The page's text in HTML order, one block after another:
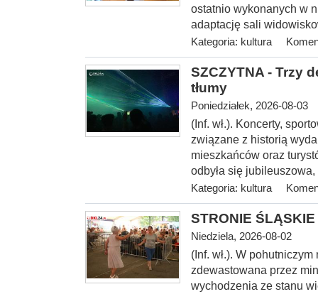
ostatnio wykonanych w
adaptację sali
Kategoria: kultura
SZCZYTNA - Trzy
tłumy
Poniedziałek, 2026-08-03
(Inf. wł.). Koncerty,
związane z historią
mieszkańców oraz
odbyła się
Kategoria: kultura
STRONIE
Niedziela, 2026-08-02
(Inf. wł.). W
zdewastowana przez
wychodzenia ze stanu